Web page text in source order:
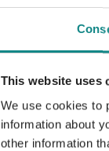
This website uses
We use cookies to
information about
other information